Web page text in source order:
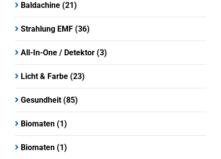
Baldachine (21)
Strahlung EMF (36)
All-In-One / Detektor (3)
Licht & Farbe (23)
Gesundheit (85)
Biomaten (1)
Biomaten (1)